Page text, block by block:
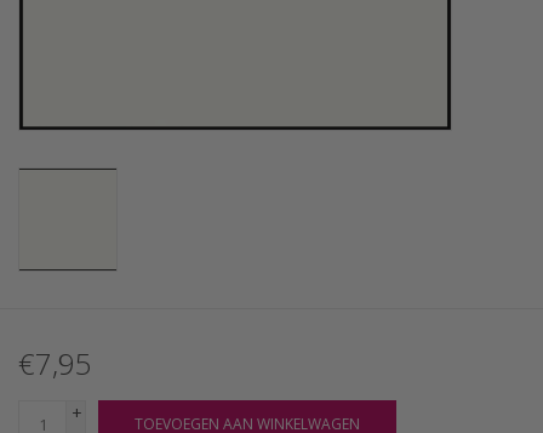
€7,95
+
TOEVOEGEN AAN WINKELWAGEN